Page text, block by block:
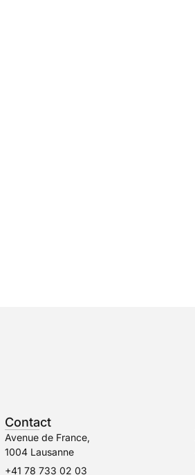
Contact
Avenue de France,
1004 Lausanne
+41 78 733 02 03